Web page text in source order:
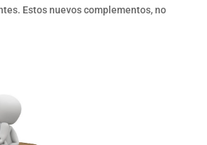
Estos nuevos complementos, no